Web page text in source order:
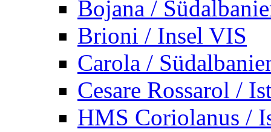
Bojana /
Brioni / Insel VIS
Carola /
Cesare Rossarol /
HMS Coriolanus /